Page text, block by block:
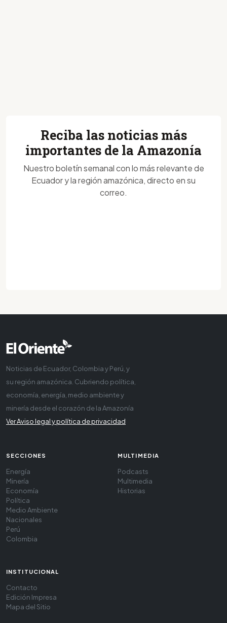
Reciba las noticias más
importantes de la Amazonía
Nuestro boletín semanal con lo más relevante de
Ecuador y la región amazónica, directo en su
correo.
Noticias de Ecuador, Colombia y Perú, y
su región amazónica. Cubriendo política,
economía, energía, medio ambiente y
minería desde el corazón de la Amazonía
Ver Aviso legal y política de privacidad
SECCIONES
Energía
Minería
Economía
Política
Medio Ambiente
Nacionales
Perú
Colombia
MULTIMEDIA
Podcasts
Multimedia
Historias
INSTITUCIONAL
Contacto
Edición Impresa
Mapa del Sitio